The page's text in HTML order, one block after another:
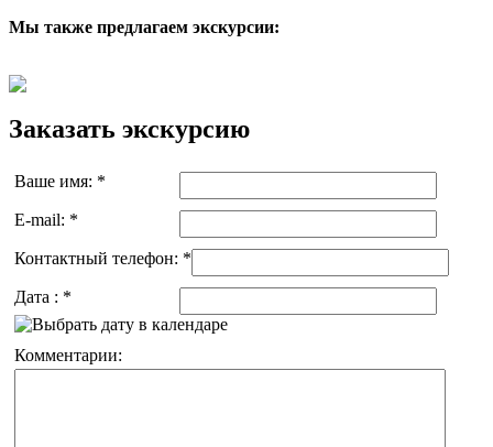
Мы также предлагаем экскурсии:
Заказать экскурсию
Ваше имя: *
E-mail: *
Контактный телефон: *
Дата : *
Комментарии: